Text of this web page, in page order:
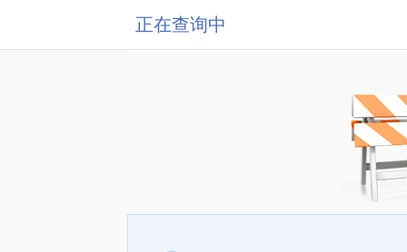
正在查询中